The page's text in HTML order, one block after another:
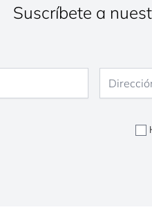
Suscríbete a